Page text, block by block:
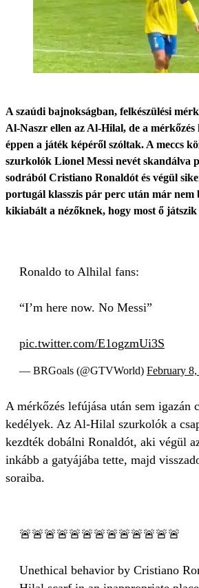
A szaúdi bajnokságban, felkészülési
Al-Naszr ellen az Al-Hilal, de a
éppen a játék képéről szóltak. A meccs
szurkolók Lionel Messi nevét skandálva
sodrából Cristiano Ronaldót és végül
portugál klasszis pár perc után már nem
kikiabált a nézőknek, hogy most ő játszik
Ronaldo to Alhilal fans:
“I’m here now. No Messi”
pic.twitter.com/E1ogzmUi3S
— BRGoals (@GTVWorld) February
A mérkőzés lefújása után sem igazán
kedélyek. Az Al-Hilal szurkolók a
kezdték dobálni Ronaldót, aki végül
inkább a gatyájába tette, majd
soraiba.
🚨🚨🚨🚨🚨🚨🚨🚨🚨🚨🚨🚨🚨
Unethical behavior by Cristiano